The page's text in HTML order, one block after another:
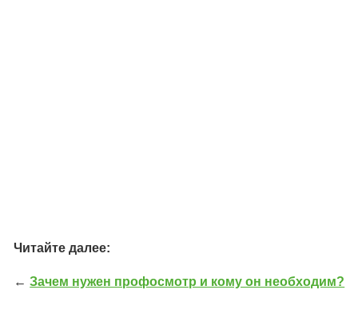
Читайте далее:
←Зачем нужен профосмотр и кому он необходим?